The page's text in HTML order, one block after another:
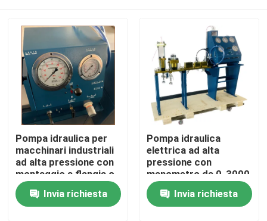
Casa.
Prodotti
Pompa idraulica per
macchinari industriali
ad alta pressione con
montaggio a flangia o
a base per
funzionamento
industriale
Invia richiesta
Pompa idraulica
elettrica ad alta
pressione con
manometro da 0-3000
bar, ottimizzata per
sistemi di pompe
idrauliche
Invia richiesta